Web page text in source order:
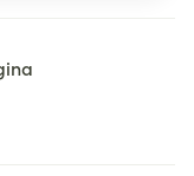
pagina